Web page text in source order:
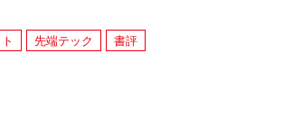
先端テック
書評